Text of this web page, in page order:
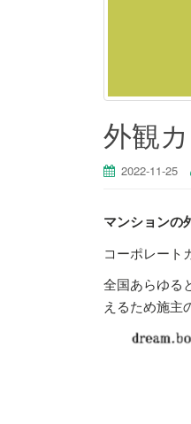
外観
2022-11-25
マンション
コーポレート
全国あらゆる
えるため施主